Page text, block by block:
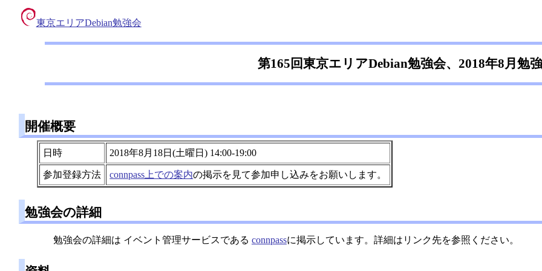
東京エリアDebian勉強会
第165回東京エリアDebian勉強会、2018年8月勉
開催概要
日時 2018年8月18日(土曜日) 14:00-19:00
参加登録方法 connpass上での案内の掲示を見て参加申し込みをお願いします。
勉強会の詳細
勉強会の詳細は イベント管理サービスである connpassに掲示しています。詳細はリンク先を参照ください。